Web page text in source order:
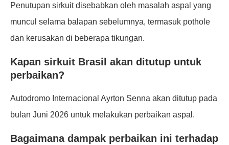
Penutupan sirkuit disebabkan oleh masalah aspal yang
muncul selama balapan sebelumnya, termasuk pothole
dan kerusakan di beberapa tikungan.
Kapan sirkuit Brasil akan ditutup untuk
perbaikan?
Autodromo Internacional Ayrton Senna akan ditutup pada
bulan Juni 2026 untuk melakukan perbaikan aspal.
Bagaimana dampak perbaikan ini terhadap